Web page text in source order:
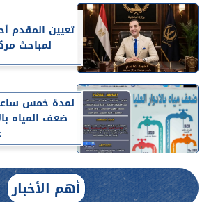
تعيين المقدم
لمباحث
لمدة خمس
ضعف المياه
أهم الأخبار